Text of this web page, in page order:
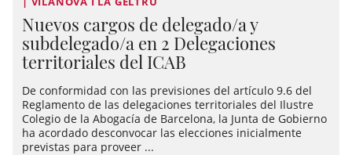
Nuevos cargos de delegado/a y
subdelegado/a en 2 Delegaciones
territoriales del ICAB
De conformidad con las previsiones del artículo 9.6 del
Reglamento de las delegaciones territoriales del Ilustre
Colegio de la Abogacía de Barcelona, la Junta de Gobierno
ha acordado desconvocar las elecciones inicialmente
previstas para proveer ...